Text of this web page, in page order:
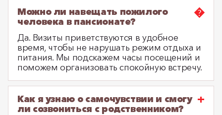
Можно ли навещать пожилого
человека в пансионате?
Да. Визиты приветствуются в удобное
время, чтобы не нарушать режим отдыха и
питания. Мы подскажем часы посещений и
поможем организовать спокойную встречу.
Как я узнаю о самочувствии и смогу
ли созвониться с родственником?